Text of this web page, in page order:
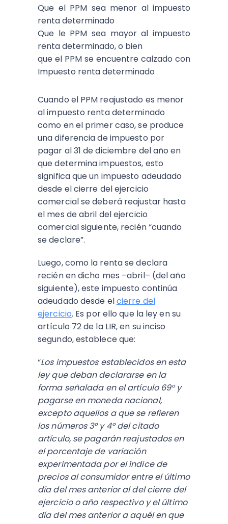
Que el PPM sea menor al impuesto
renta determinado
Que le PPM sea mayor al impuesto
renta determinado, o bien
que el PPM se encuentre calzado con
Impuesto renta determinado
Cuando el PPM reajustado es menor
al impuesto renta determinado
como en el primer caso, se produce
una diferencia de impuesto por
pagar al 31 de diciembre del año en
que determina impuestos, esto
significa que un impuesto adeudado
desde el cierre del ejercicio
comercial se deberá reajustar hasta
el mes de abril del ejercicio
comercial siguiente, recién “cuando
se declare”.
Luego, como la renta se declara
recién en dicho mes –abril– (del año
siguiente), este impuesto continúa
adeudado desde elcierre del
ejercicio. Es por ello que la ley en su
artículo 72 de la LIR, en su inciso
segundo, establece que:
“Los impuestos establecidos en esta
ley que deban declararse en la
forma señalada en el artículo 69° y
pagarse en moneda nacional,
excepto aquellos a que se refieren
los números 3° y 4° del citado
artículo, se pagarán reajustados en
el porcentaje de variación
experimentada por el índice de
precios al consumidor entre el último
día del mes anterior al del cierre del
ejercicio o año respectivo y el último
día del mes anterior a aquél en que